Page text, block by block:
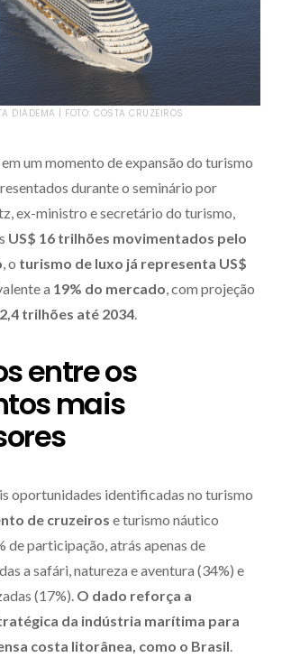
DIADEMA | FOTO: COSTA CRUZEIROS
um momento de expansão do turismo
durante o seminário por
ex-ministro e secretário do turismo,
US$ 16 trilhões movimentados pelo
, o turismo de luxo já representa US$
a 19% do mercado , com projeção
trilhões até 2034
entre os
mais
oportunidades identificadas no turismo
de cruzeiros e turismo náutico
de participação, atrás apenas de
a safári, natureza e aventura (34%) e
(17%). O dado reforça a
da indústria marítima para
costa litorânea, como o Brasil